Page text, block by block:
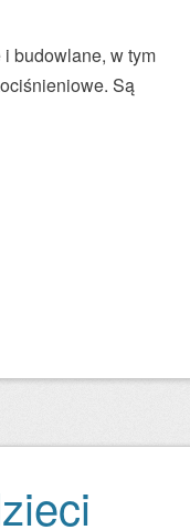
budowlane, w tym
Są